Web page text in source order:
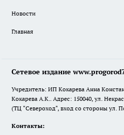
Новости
Главная
Сетевое издание
Учредитель: ИП Кокарева Анна
Кокарева А.К.. Адрес: 150040, ул.
(ТЦ "Североход", вход со стороны ул.
Контакты: